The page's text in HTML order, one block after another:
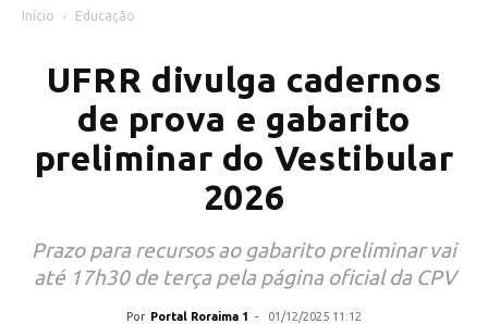
Início Educação
UFRR divulga cadernos
de prova e gabarito
preliminar do Vestibular
2026
Prazo para recursos ao gabarito preliminar vai
até 17h30 de terça pela página oficial da CPV
Por Portal Roraima 1 - 01/12/2025 11:12